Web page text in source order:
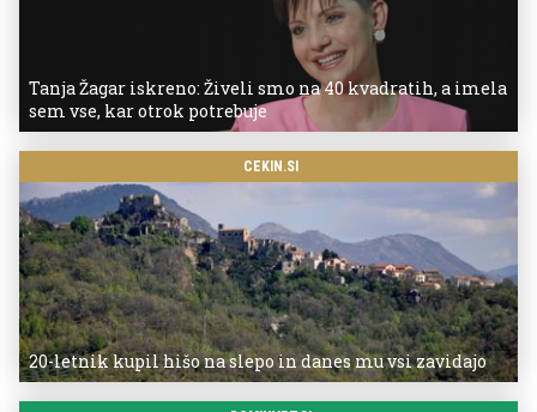
Tanja Žagar iskreno: Živeli smo na 40 kvadratih, a imela
sem vse, kar otrok potrebuje
CEKIN.SI
20-letnik kupil hišo na slepo in danes mu vsi zavidajo